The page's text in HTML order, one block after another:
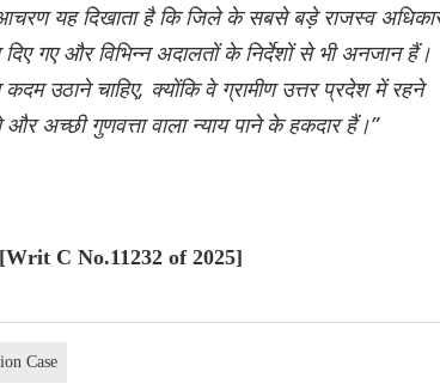
यह दिखाता है कि जिले के सबसे बड़े राजस्व
गए और विभिन्न अदालतों के निर्देशों से भी अनजान हैं।
उठाने चाहिए, क्योंकि वे ग्रामीण उत्तर प्रदेश में रहने
अच्छी गुणवत्ता वाला न्याय पाने के हकदार हैं।”
C No.11232 of 2025]
Case